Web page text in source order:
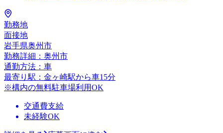
勤務地
面接地
岩手県奥州市
勤務詳細：奥州市
通勤方法：車
最寄り駅：金ヶ崎駅から車15分
※構内の無料駐車場利用OK
交通費支給
未経験OK